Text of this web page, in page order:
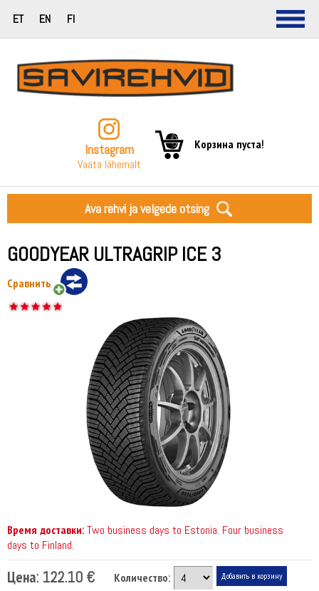
ET EN FI
Instagram
Vaata lähemalt
Корзина пуста!
Ava rehvi ja velgede otsing
GOODYEAR ULTRAGRIP ICE 3
Сравнить
Время доставки:Two business days to Estonia. Four business
days to Finland.
Цена: 122.10 €
Количество: